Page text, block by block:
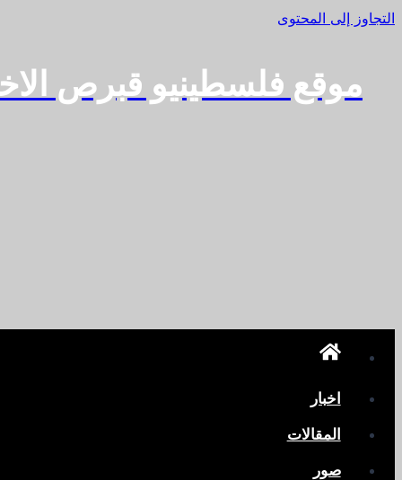
التجاوز إلى المحتوى
موقع فلسطينيو قبرص
اخبار
المقالات
صور